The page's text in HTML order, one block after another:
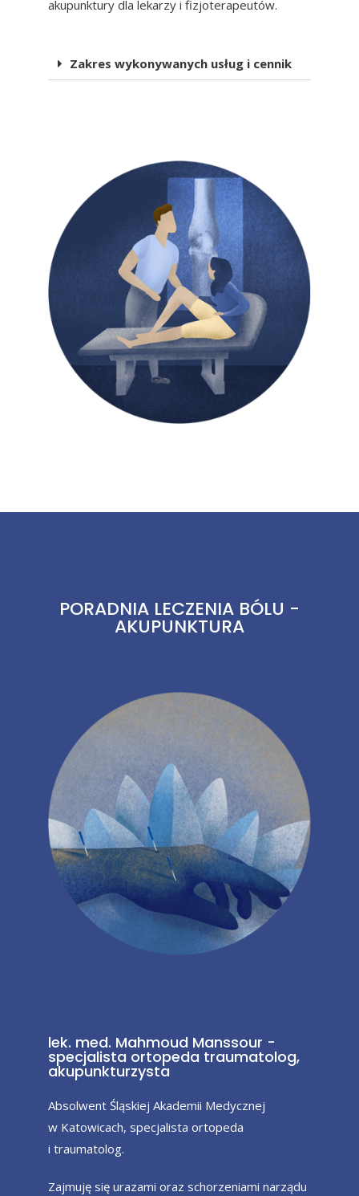
akupunktury dla lekarzy i fizjoterapeutów.
Zakres wykonywanych usług i cennik
PORADNIA LECZENIA BÓLU -
AKUPUNKTURA
lek. med. Mahmoud Manssour -
specjalista ortopeda traumatolog,
akupunkturzysta
Absolwent Śląskiej Akademii Medycznej
w Katowicach, specjalista ortopeda
i traumatolog.
Zajmuję się urazami oraz schorzeniami narządu